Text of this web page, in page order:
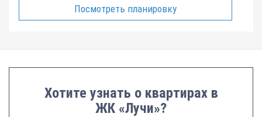
Посмотреть планировку
Хотите узнать о квартирах в
ЖК «Лучи»?